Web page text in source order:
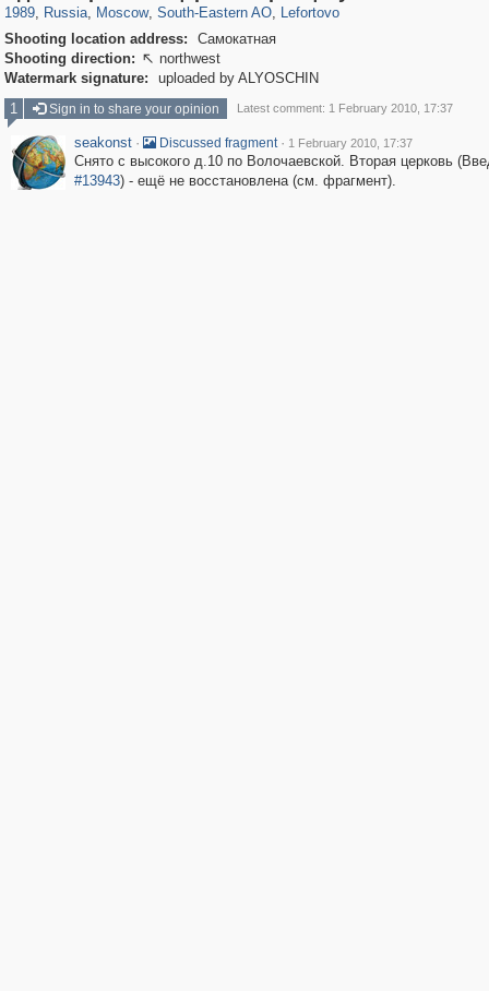
1989, Russia, Moscow, South-Eastern AO, Lefortovo
Shooting location address:
Самокатная
Shooting direction:  northwest
Watermark signature:
uploaded by ALYOSCHIN
1
Sign in to share your opinion Latest comment: 1 February 2010, 17:37
seakonst · Discussed fragment · 1 February 2010, 17:37
Снято с высокого д.10 по Волочаевской. Вторая церковь
#13943) - ещё не восстановлена (см. фрагмент).